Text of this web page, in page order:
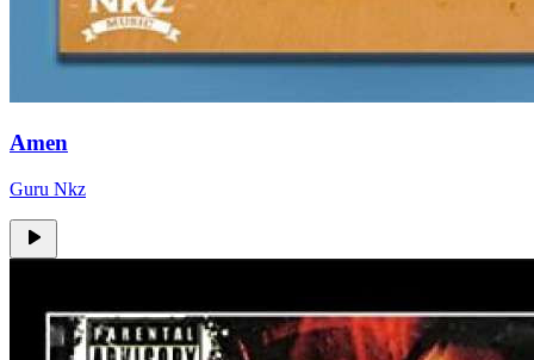
Amen
Guru Nkz